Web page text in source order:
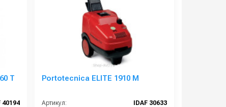
T
40194
Portotecnica ELITE 1910 M
Артикул:
IDAF 30633